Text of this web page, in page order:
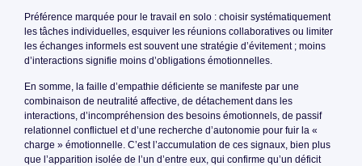
Préférence marquée pour le travail en solo : choisir systématiquement
les tâches individuelles, esquiver les réunions collaboratives ou limiter
les échanges informels est souvent une stratégie d’évitement ; moins
d’interactions signifie moins d’obligations émotionnelles.
En somme, la faille d’empathie déficiente se manifeste par une
combinaison de neutralité affective, de détachement dans les
interactions, d’incompréhension des besoins émotionnels, de passif
relationnel conflictuel et d’une recherche d’autonomie pour fuir la «
charge » émotionnelle. C’est l’accumulation de ces signaux, bien plus
que l’apparition isolée de l’un d’entre eux, qui confirme qu’un déficit